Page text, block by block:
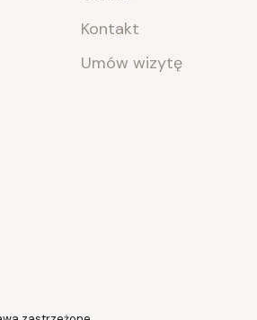
Kontakt
Umów wizytę